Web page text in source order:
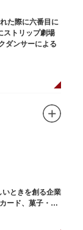
系博物館の中核
・学習支援を推
茨城県つくば市
た際に六番目に
ストリップ劇場
ダンサーによる
ときを創る企業
ード、菓子・食
んでいただける